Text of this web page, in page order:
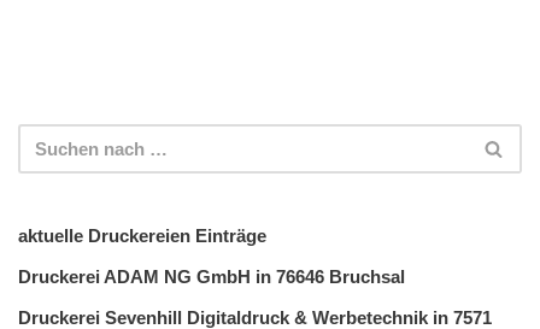
aktuelle Druckereien Einträge
Druckerei ADAM NG GmbH in 76646 Bruchsal
Druckerei Sevenhill Digitaldruck & Werbetechnik in 7571